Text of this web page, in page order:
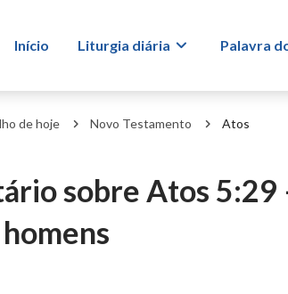
Início Liturgia diária Palavra
de hoje Novo Testamento Atos
sobre Atos 5:29